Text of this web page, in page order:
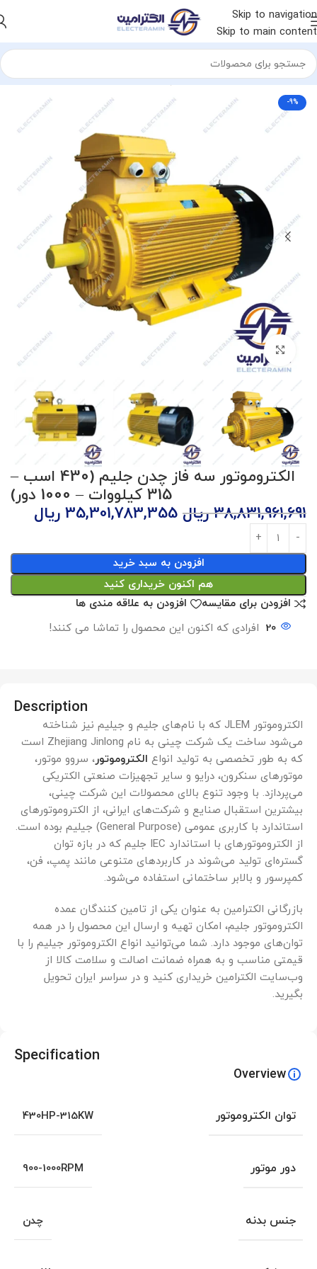
Skip to navigation
Skip to main content
خانه الکتروموتور الکتروموتور چینی الکتروموتور جلیم
-9%
برای بزرگنمایی کلیک کنید
الکتروموتور سه فاز چدن جلیم (430 اسب –
315 کیلووات – 1000 دور)
38,831,961,691 ریال 35,301,783,355 ریال
افزودن به سبد خرید
هم اکنون خریداری کنید
افزودن برای مقایسه
افزودن به علاقه مندی ها
20 افرادی که اکنون این محصول را تماشا می کنند!
Description
الکتروموتور JLEM که با نام‌های جلیم و جیلیم نیز شناخته
می‌شود ساخت یک شرکت چینی به نام Zhejiang Jinlong است
که به طور تخصصی به تولید انواع الکتروموتور، سروو موتور،
موتورهای سنکرون، درایو و سایر تجهیزات صنعتی الکتریکی
می‌پردازد. با وجود تنوع بالای محصولات این شرکت چینی،
بیشترین استقبال صنایع و شرکت‌های ایرانی، از الکتروموتورهای
استاندارد با کاربری عمومی (General Purpose) جیلیم بوده است.
از الکتروموتورهای با استاندارد IEC جلیم که در بازه توان
گستره‌ای تولید می‌شوند در کاربردهای متنوعی مانند پمپ، فن،
کمپرسور و بالابر ساختمانی استفاده می‌شود.
بازرگانی الکترامین به عنوان یکی از تامین کنندگان عمده
الکتروموتور جلیم، امکان تهیه و ارسال این محصول را در همه
توان‌های موجود دارد. شما می‌توانید انواع الکتروموتور جیلیم را با
قیمتی مناسب و به همراه ضمانت اصالت و سلامت کالا از
وب‌سایت الکترامین خریداری کنید و در سراسر ایران تحویل
بگیرید.
Specification
Overview
توان الکتروموتور 430HP-315KW
دور موتور 900-1000RPM
جنس بدنه چدن